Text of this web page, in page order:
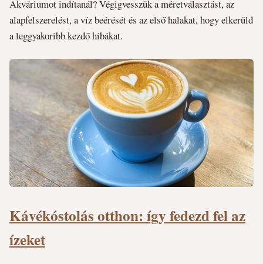
Akváriumot indítanál? Végigvesszük a méretválasztást, az
alapfelszerelést, a víz beérését és az első halakat, hogy elkerüld
a leggyakoribb kezdő hibákat.
Kávékóstolás otthon: így fedezd fel az
ízeket